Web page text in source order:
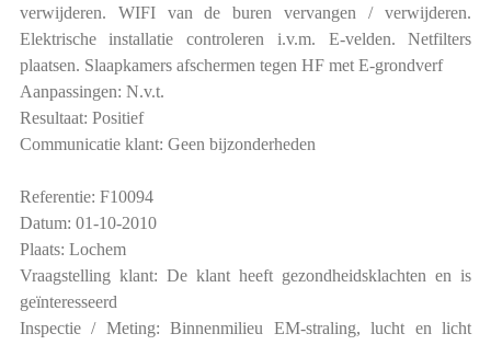
verwijderen. WIFI van de buren vervangen / verwijderen.
Elektrische installatie controleren i.v.m. E-velden. Netfilters
plaatsen. Slaapkamers afschermen tegen HF met E-grondverf
Aanpassingen: N.v.t.
Resultaat: Positief
Communicatie klant: Geen bijzonderheden
Referentie: F10094
Datum: 01-10-2010
Plaats: Lochem
Vraagstelling klant: De klant heeft gezondheidsklachten en is
geïnteresseerd
Inspectie / Meting: Binnenmilieu EM-straling, lucht en licht